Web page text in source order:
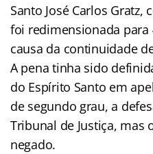
Santo José Carlos
foi redimensionada para
causa da continuidade
A pena tinha sido
do Espírito Santo em
de segundo grau, a
Tribunal de Justiça, mas
negado.